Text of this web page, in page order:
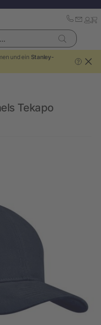
und ein Stanley-
?
Tekapo